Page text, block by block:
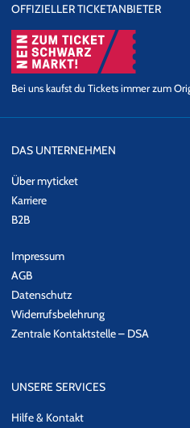
OFFIZIELLER TICKETANBIETER
Bei uns kaufst du Tickets immer zum
DAS UNTERNEHMEN
Über myticket
Karriere
B2B
Impressum
AGB
Datenschutz
Widerrufsbelehrung
Zentrale Kontaktstelle – DSA
UNSERE SERVICES
Hilfe & Kontakt